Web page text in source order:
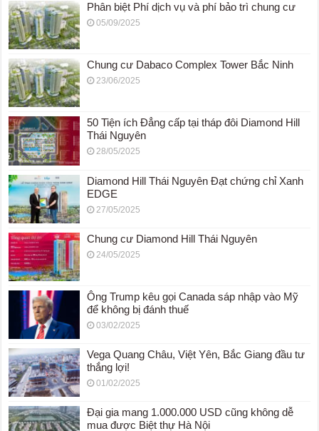
Phân biệt Phí dịch vụ và phí bảo trì chung cư
05/09/2025
Chung cư Dabaco Complex Tower Bắc Ninh
23/06/2025
50 Tiện ích Đẳng cấp tại tháp đôi Diamond Hill
Thái Nguyên
28/05/2025
Diamond Hill Thái Nguyên Đạt chứng chỉ Xanh
EDGE
27/05/2025
Chung cư Diamond Hill Thái Nguyên
24/05/2025
Ông Trump kêu gọi Canada sáp nhập vào Mỹ
để không bị đánh thuế
03/02/2025
Vega Quang Châu, Việt Yên, Bắc Giang đầu tư
thắng lợi!
01/02/2025
Đại gia mang 1.000.000 USD cũng không dễ
mua được Biệt thự Hà Nội